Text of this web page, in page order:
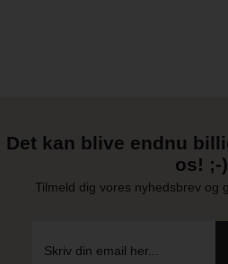
Det kan blive endnu
os! ;-)
Tilmeld dig vores nyhedsbrev og